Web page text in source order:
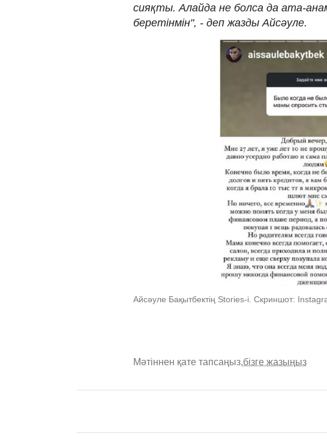
сияқты. Алайда не болса да ата-
беретінмін", - деп жазды Айсәуле.
Айсәуле Бақытбектің Stories-i. Скриншот:
Мәтіннен қате тапсаңыз,бізге жазыңыз